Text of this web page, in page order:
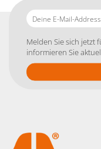
Deine
E-
Addresse
Melden Sie sich jetzt
informieren Sie